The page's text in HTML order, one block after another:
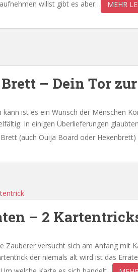
willst gibt es aber…
MEHR
Brett – Dein Tor
kann ist es ein Wunsch der Menschen
In einigen Überlieferungen
(auch Ouija Board oder
– 2
Zauberer versucht sich am Anfang mit
der niemals alt wird ist das